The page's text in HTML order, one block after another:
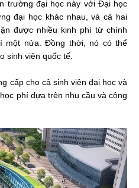
trường đại học này với Đại học
đại học khác nhau, và cả hai
được nhiều kinh phí từ chính
một nửa. Đồng thời, nó có thể
sinh viên quốc tế.
cấp cho cả sinh viên đại học và
phí dựa trên nhu cầu và công